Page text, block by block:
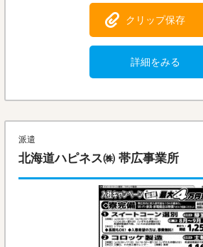
クリップ保存
詳細をみる
派遣
北海道ハピネス㈱ 帯広事業所